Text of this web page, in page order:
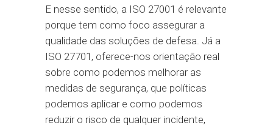
E nesse sentido, a ISO 27001 é relevante
porque tem como foco assegurar a
qualidade das soluções de defesa. Já a
ISO 27701, oferece-nos orientação real
sobre como podemos melhorar as
medidas de segurança, que políticas
podemos aplicar e como podemos
reduzir o risco de qualquer incidente,